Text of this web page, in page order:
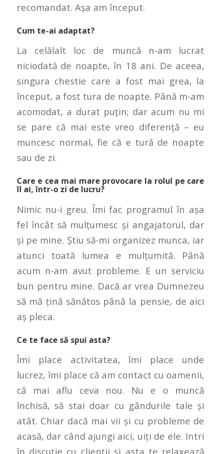
recomandat. Așa am început.
Cum te-ai adaptat?
La celălalt loc de muncă n-am lucrat
niciodată de noapte, în 18 ani. De aceea,
singura chestie care a fost mai grea, la
început, a fost tura de noapte. Până m-am
acomodat, a durat puțin; dar acum nu mi
se pare că mai este vreo diferență – eu
muncesc normal, fie că e tură de noapte
sau de zi.
Care e cea mai mare provocare la rolul pe care
îl ai, într-o zi de lucru?
Nimic nu-i greu. Îmi fac programul în așa
fel încât să mulțumesc și angajatorul, dar
și pe mine. Știu să-mi organizez munca, iar
atunci toată lumea e mulțumită. Până
acum n-am avut probleme. E un serviciu
bun pentru mine. Dacă ar vrea Dumnezeu
să mă țină sănătos până la pensie, de aici
aș pleca.
Ce te face să spui asta?
Îmi place activitatea, îmi place unde
lucrez, îmi place că am contact cu oamenii,
că mai aflu ceva nou. Nu e o muncă
închisă, să stai doar cu gândurile tale și
atât. Chiar dacă mai vii și cu probleme de
acasă, dar când ajungi aici, uiți de ele. Intri
în discuție cu clienții și asta te relaxează